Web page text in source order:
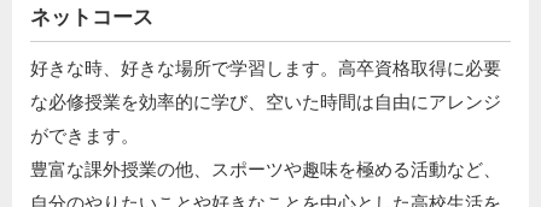
ネットコース
好きな時、好きな場所で学習します。高卒資格取得に必要
な必修授業を効率的に学び、空いた時間は自由にアレンジ
ができます。
豊富な課外授業の他、スポーツや趣味を極める活動など、
自分のやりたいことや好きなことを中心とした高校生活を